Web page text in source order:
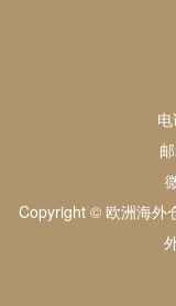
Copyright © 欧洲海外